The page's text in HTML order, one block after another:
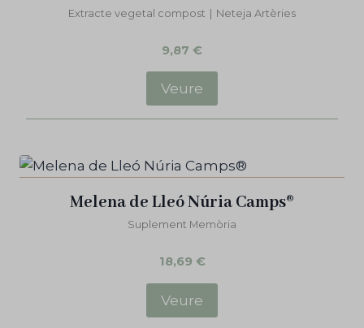
Extracte vegetal compost | Neteja Artèries
9,87 €
Veure
Melena de Lleó Núria Camps®
Suplement Memòria
18,69 €
Veure